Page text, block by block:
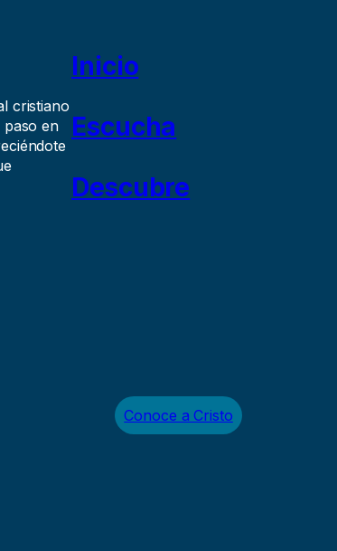
cristiano
paso en
Inicio
Escucha
Descubre
Conoce a Cristo